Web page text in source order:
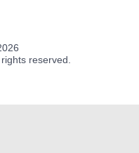
reserved.